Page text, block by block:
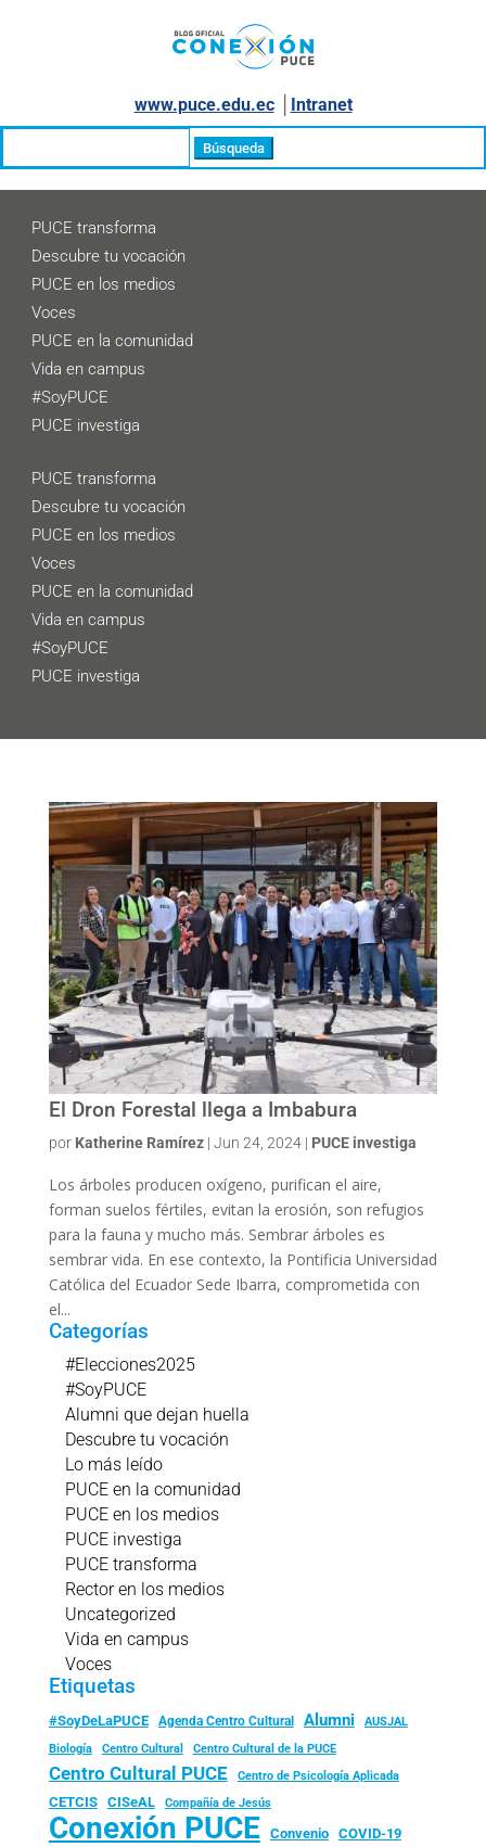
www.puce.edu.ec│ Intranet
PUCE transforma
Descubre tu vocación
PUCE en los medios
Voces
PUCE en la comunidad
Vida en campus
#SoyPUCE
PUCE investiga
PUCE transforma
Descubre tu vocación
PUCE en los medios
Voces
PUCE en la comunidad
Vida en campus
#SoyPUCE
PUCE investiga
El Dron Forestal llega a Imbabura
por Katherine Ramírez| Jun 24, 2024| PUCE investiga
Los árboles producen oxígeno, purifican el aire,
forman suelos fértiles, evitan la erosión, son refugios
para la fauna y mucho más. Sembrar árboles es
sembrar vida. En ese contexto, la Pontificia Universidad
Católica del Ecuador Sede Ibarra, comprometida con
el...
Categorías
#Elecciones2025
#SoyPUCE
Alumni que dejan huella
Descubre tu vocación
Lo más leído
PUCE en la comunidad
PUCE en los medios
PUCE investiga
PUCE transforma
Rector en los medios
Uncategorized
Vida en campus
Voces
Etiquetas
#SoyDeLaPUCE Agenda Centro Cultural Alumni
AUSJAL
Biología
Centro Cultural Centro Cultural de la PUCE
Centro Cultural PUCE Centro de Psicología Aplicada
CETCIS CISeAL Compañía de Jesús
Conexión PUCE Convenio
COVID-19